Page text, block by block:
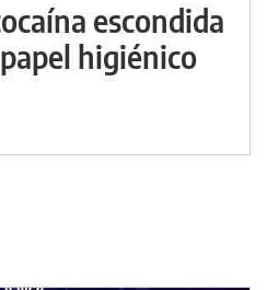
escondida
higiénico